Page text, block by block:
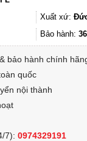
Xuất xứ:
Bảo hành:
bảo hành chính
quốc
nội thành
7): 0974329191